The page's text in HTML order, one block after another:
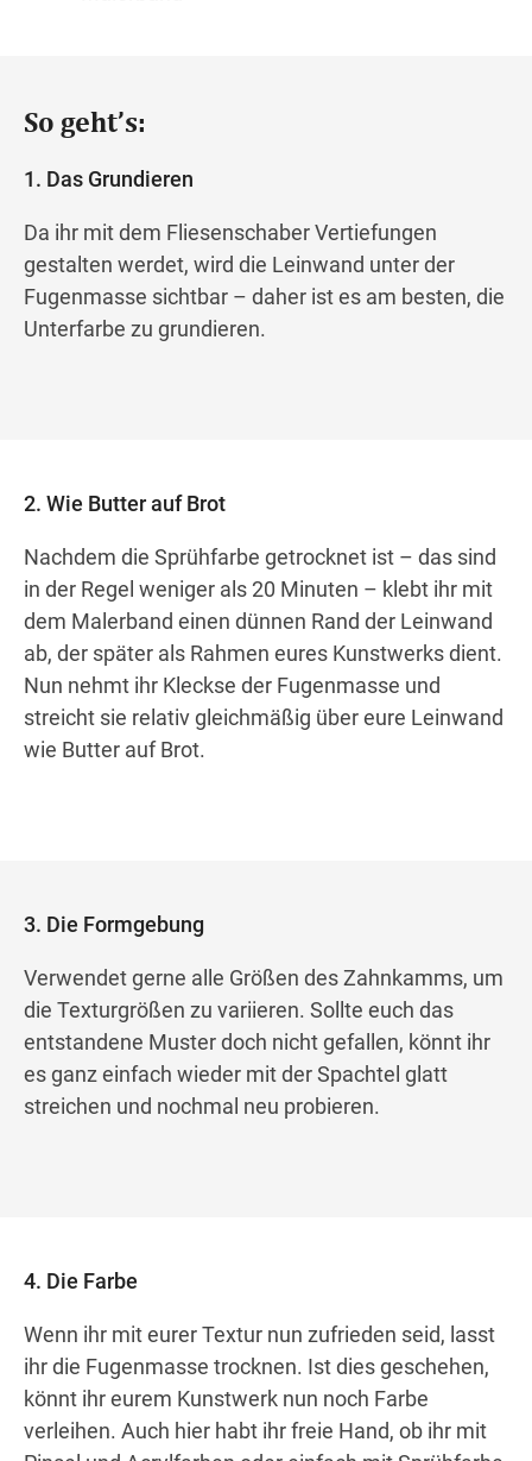
So geht’s:
1. Das Grundieren
Da ihr mit dem Fliesenschaber Vertiefungen
gestalten werdet, wird die Leinwand unter der
Fugenmasse sichtbar – daher ist es am besten, die
Unterfarbe zu grundieren.
2. Wie Butter auf Brot
Nachdem die Sprühfarbe getrocknet ist – das sind
in der Regel weniger als 20 Minuten – klebt ihr mit
dem Malerband einen dünnen Rand der Leinwand
ab, der später als Rahmen eures Kunstwerks dient.
Nun nehmt ihr Kleckse der Fugenmasse und
streicht sie relativ gleichmäßig über eure Leinwand
wie Butter auf Brot.
3. Die Formgebung
Verwendet gerne alle Größen des Zahnkamms, um
die Texturgrößen zu variieren. Sollte euch das
entstandene Muster doch nicht gefallen, könnt ihr
es ganz einfach wieder mit der Spachtel glatt
streichen und nochmal neu probieren.
4. Die Farbe
Wenn ihr mit eurer Textur nun zufrieden seid, lasst
ihr die Fugenmasse trocknen. Ist dies geschehen,
könnt ihr eurem Kunstwerk nun noch Farbe
verleihen. Auch hier habt ihr freie Hand, ob ihr mit